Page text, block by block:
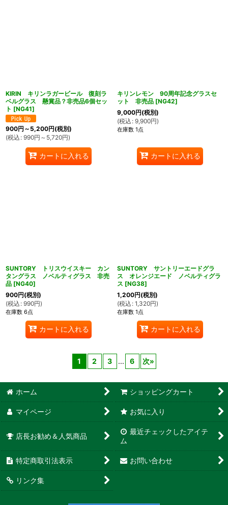
KIRIN キリンラガービール 復刻ラ
ベルグラス 懸賞品？非売品6個セッ
ト [NG41]
900円 ～5,200円(税別)
(税込 : 990円 ～5,720円)
カートに入れる
キリンレモン 90周年記念グラスセ
ット 非売品 [NG42]
9,000円(税別)
(税込 : 9,900円)
在庫数 1点
カートに入れる
SUNTORY トリスウイスキー カン
タングラス ノベルティグラス 非売
品 [NG40]
900円(税別)
(税込 : 990円)
在庫数 6点
カートに入れる
SUNTORY サントリーエードグラ
ス オレンジエード ノベルティグラ
ス [NG38]
1,200円(税別)
(税込 : 1,320円)
在庫数 1点
カートに入れる
1 2 3 ... 6 次»
ホーム ショッピングカート
マイページ お気に入り
店長お勧め＆人気商品
最近チェックしたアイテ
ム
特定商取引法表示 お問い合わせ
リンク集